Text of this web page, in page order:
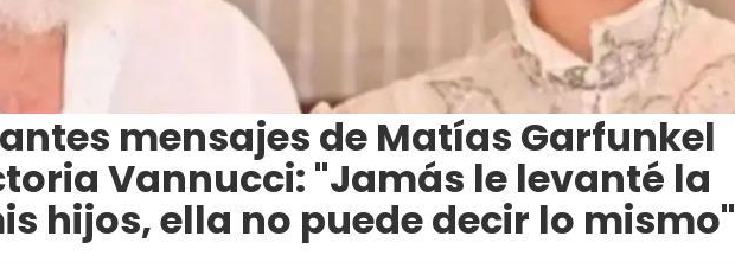
mensajes de Matías Garfunkel
Vannucci: "Jamás le levanté la
hijos, ella no puede decir lo mismo"